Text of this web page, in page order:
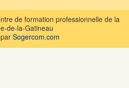
de formation professionnelle de la
de-la-Gatineau
Sogercom.com